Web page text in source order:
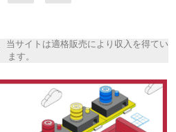
当サイトは適格販売により収入を得てい
ます。